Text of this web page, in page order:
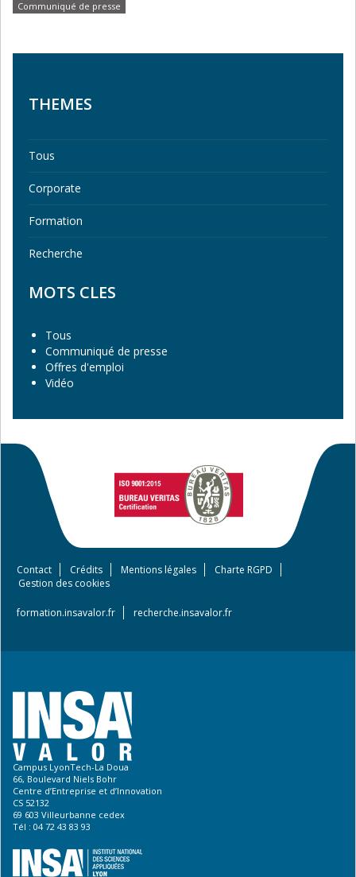
Communiqué de presse
THEMES
Tous
Corporate
Formation
Recherche
MOTS CLES
Tous
Communiqué de presse
Offres d'emploi
Vidéo
Footer
Contact Crédits Mentions légales
Charte RGPD
Gestion des cookies
formation.insavalor.fr recherche.insavalor.fr
Campus LyonTech-La Doua
66, Boulevard Niels Bohr
Centre d’Entreprise et d’Innovation
CS 52132
69 603 Villeurbanne cedex
Tél : 04 72 43 83 93